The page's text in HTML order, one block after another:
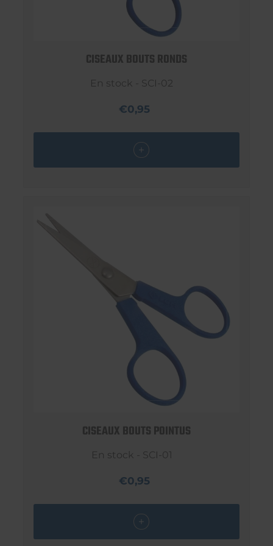
CISEAUX BOUTS RONDS
En stock - SCI-02
€0,95
CISEAUX BOUTS POINTUS
En stock - SCI-01
€0,95